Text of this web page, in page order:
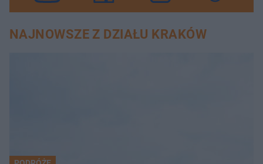
NAJNOWSZE Z DZIAŁU KRAKÓW